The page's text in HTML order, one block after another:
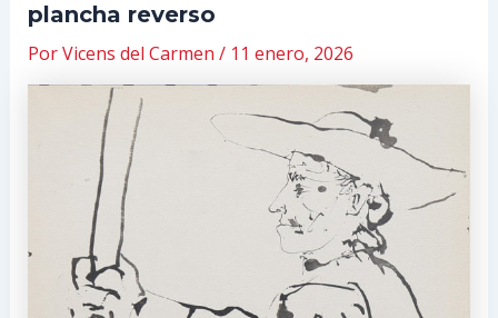
plancha reverso
PorVicens del Carmen / 11 enero, 2026